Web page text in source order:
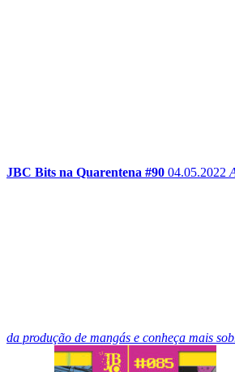
JBC Bits na Quarentena #90 04.05.2022
da produção de mangás e conheça mais